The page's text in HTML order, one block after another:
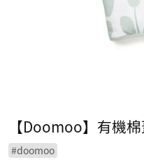
【Doomoo】有機
#doomoo